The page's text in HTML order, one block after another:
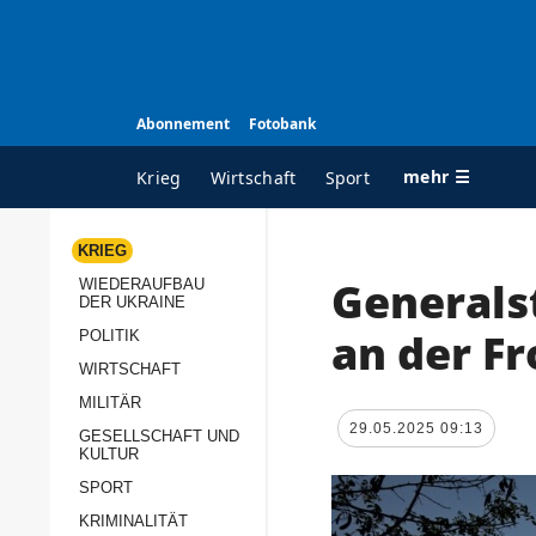
Abonnement Fotobank
Krieg Wirtschaft Sport mehr ☰
ALLE RUBRIKEN
Wiederaufbau der
Politik
Militär
KRIEG
WIEDERAUFBAU
DER UKRAINE
POLITIK
WIRTSCHAFT
MILITÄR
GESELLSCHAFT UND
KULTUR
SPORT
KRIMINALITÄT
an der
29.05.2025 09:13